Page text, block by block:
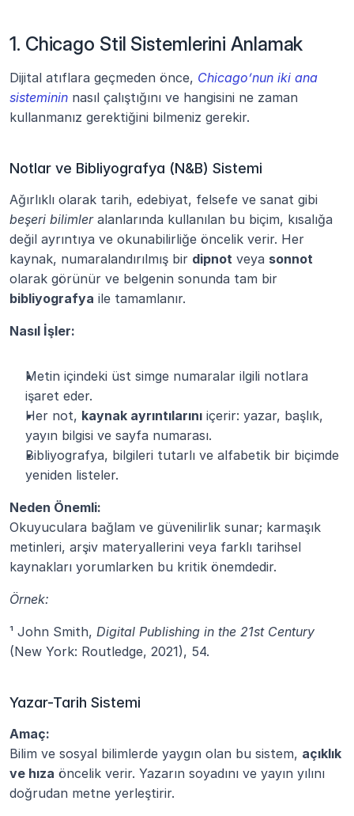
1. Chicago Stil Sistemlerini Anlamak
Dijital atıflara geçmeden önce, Chicago’nun iki ana
sisteminin nasıl çalıştığını ve hangisini ne zaman
kullanmanız gerektiğini bilmeniz gerekir.
Notlar ve Bibliyografya (N&B) Sistemi
beşeri bilimler alanlarında kullanılan bu biçim, kısalığa
değil ayrıntıya ve okunabilirliğe öncelik verir. Her
kaynak, numaralandırılmış bir dipnot veya sonnot
bibliyografya ile tamamlanır.
Nasıl İşler:
Metin içindeki üst simge numaralar ilgili notlara
işaret eder.
Her not, kaynak ayrıntılarını içerir: yazar, başlık,
yayın bilgisi ve sayfa numarası.
Bibliyografya, bilgileri tutarlı ve alfabetik bir biçimde
yeniden listeler.
Neden Önemli:
Okuyuculara bağlam ve güvenilirlik sunar; karmaşık
metinleri, arşiv materyallerini veya farklı tarihsel
kaynakları yorumlarken bu kritik önemdedir.
Örnek:
¹ John Smith, Digital Publishing in the 21st Century
(New York: Routledge, 2021), 54.
Yazar-Tarih Sistemi
Amaç:
Bilim ve sosyal bilimlerde yaygın olan bu sistem, açıklık
ve hıza öncelik verir. Yazarın soyadını ve yayın yılını
doğrudan metne yerleştirir.